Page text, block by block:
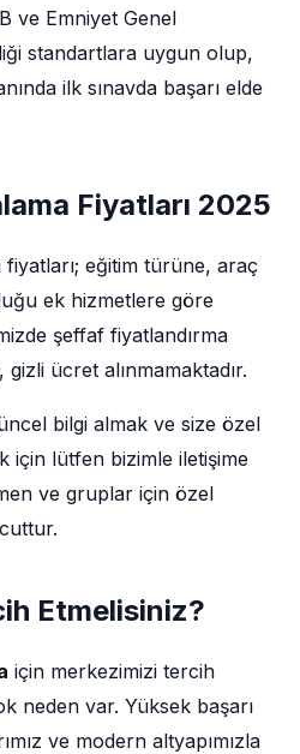
ve Emniyet Genel
standartlara uygun olup,
ilk sınavda başarı elde
Fiyatları 2025
eğitim türüne, araç
ek hizmetlere göre
şeffaf fiyatlandırma
ücret alınmamaktadır.
bilgi almak ve size özel
için lütfen bizimle iletişime
ve gruplar için özel
Etmelisiniz?
için merkezimizi tercih
neden var. Yüksek başarı
ve modern altyapımızla